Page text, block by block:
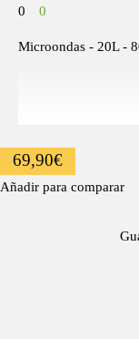
0 0
Microondas - 20L -
69,90€
Añadir para comparar